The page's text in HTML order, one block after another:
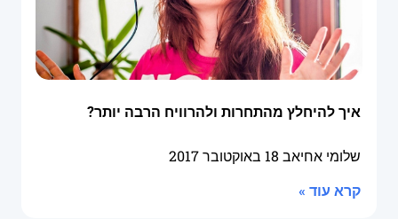
איך להיחלץ מהתחרות ולהרוויח הרבה יותר?
שלומי אחיאב 18 באוקטובר 2017
קרא עוד »